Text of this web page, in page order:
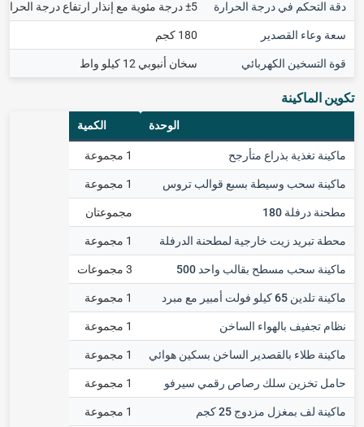
دقة التحكم في درجة الحرارة ±5 درجة مئوية مع إنذار ارتفاع درجة الحرارة
سعة وعاء القصدير 180 كجم
قوة التسخين الكهربائي سخان أنبوبي 12 كيلو واط
تكوين الماكينة
الوحدة الكمية
ماكينة تغذية بذراع متأرجح
ماكينة سحب وسيطة بسبع قوالب تروس
مطحنة درفلة 180 مجموعتان
محطة تبريد زيت خارجية لمطحنة الدرفلة
ماكينة سحب مسطح بقالب واحد 500
ماكينة تلدين 65 كيلو فولت أمبير مع مبرد
نظام تجفيف بالهواء الساخن
ماكينة طلاء بالقصدير الساخن بسكين هوائي
حامل تخزين سلك رصاص رقمي سيرفو
ماكينة لف بمغزل مزدوج 25 كجم